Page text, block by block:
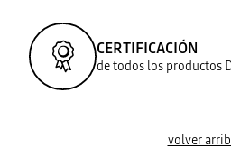
CERTIFICACIÓN
de todos los productos
volver